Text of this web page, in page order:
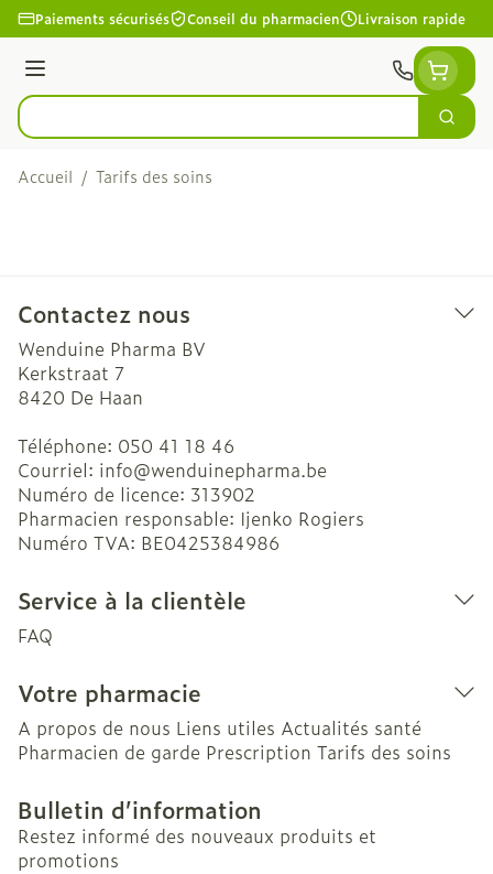
Aller au contenu
Paiements sécurisés Conseil du pharmacien Livraison rapide
Menu
Rechercher
Accueil / Tarifs des soins
Contactez nous
Wenduine Pharma BV
Kerkstraat 7
8420 De Haan
Téléphone: 050 41 18 46
Courriel: info@wenduinepharma.be
Numéro de licence: 313902
Pharmacien responsable: Ijenko Rogiers
Numéro TVA: BE0425384986
Service à la clientèle
FAQ
Votre pharmacie
A propos de nous Liens utiles Actualités santé
Pharmacien de garde Prescription Tarifs des soins
Bulletin d’information
Restez informé des nouveaux produits et
promotions